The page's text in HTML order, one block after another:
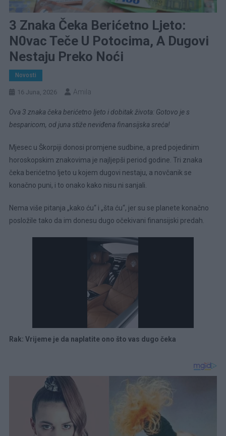
3 Znaka Čeka Berićetno Ljeto:
N0vac Teče U Potocima, A Dugovi
Nestaju Preko Noći
Novosti
16 Juna, 2026 Amila
Ova 3 znaka čeka berićetno ljeto i dobitak života: Gotovo je s
besparicom, od juna stiže neviđena finansijska sreća!
Mjesec u Škorpiji donosi promjene sudbine, a pred pojedinim
horoskopskim znakovima je najljepši period godine. Tri znaka
čeka berićetno ljeto u kojem dugovi nestaju, a novčanik se
konačno puni, i to onako kako nisu ni sanjali.
Nema više pitanja „kako ću“ i „šta ću“, jer su se planete konačno
posložile tako da im donesu dugo očekivani finansijski predah.
Rak: Vrijeme je da naplatite ono što vas dugo čeka